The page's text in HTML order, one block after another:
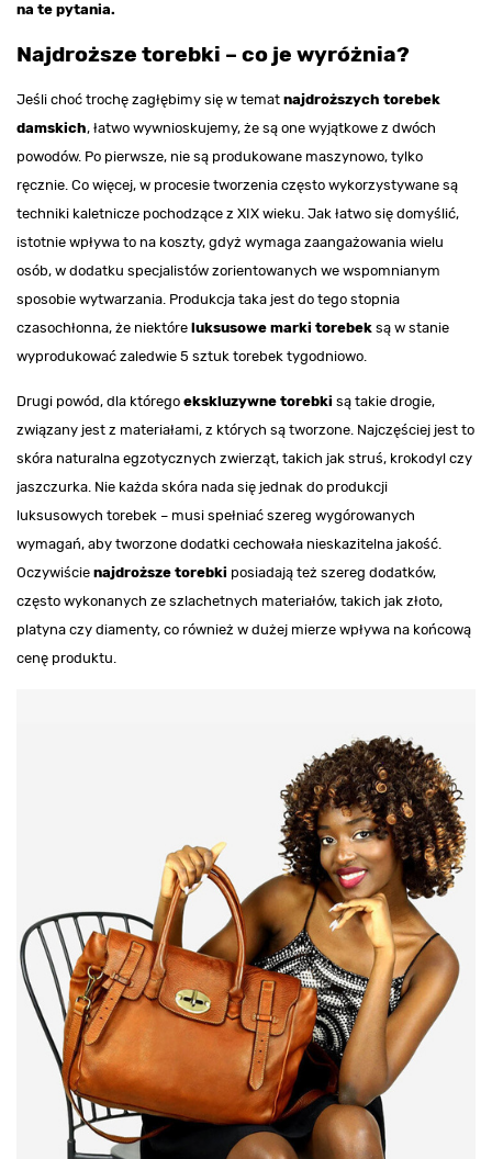
na te pytania.
Najdroższe torebki – co je wyróżnia?
Jeśli choć trochę zagłębimy się w temat najdroższych torebek
damskich, łatwo wywnioskujemy, że są one wyjątkowe z dwóch
powodów. Po pierwsze, nie są produkowane maszynowo, tylko
ręcznie. Co więcej, w procesie tworzenia często wykorzystywane są
techniki kaletnicze pochodzące z XIX wieku. Jak łatwo się domyślić,
istotnie wpływa to na koszty, gdyż wymaga zaangażowania wielu
osób, w dodatku specjalistów zorientowanych we wspomnianym
sposobie wytwarzania. Produkcja taka jest do tego stopnia
czasochłonna, że niektóre luksusowe marki torebek są w stanie
wyprodukować zaledwie 5 sztuk torebek tygodniowo.
Drugi powód, dla którego ekskluzywne torebki są takie drogie,
związany jest z materiałami, z których są tworzone. Najczęściej jest to
skóra naturalna egzotycznych zwierząt, takich jak struś, krokodyl czy
jaszczurka. Nie każda skóra nada się jednak do produkcji
luksusowych torebek – musi spełniać szereg wygórowanych
wymagań, aby tworzone dodatki cechowała nieskazitelna jakość.
Oczywiście najdroższe torebki posiadają też szereg dodatków,
często wykonanych ze szlachetnych materiałów, takich jak złoto,
platyna czy diamenty, co również w dużej mierze wpływa na końcową
cenę produktu.